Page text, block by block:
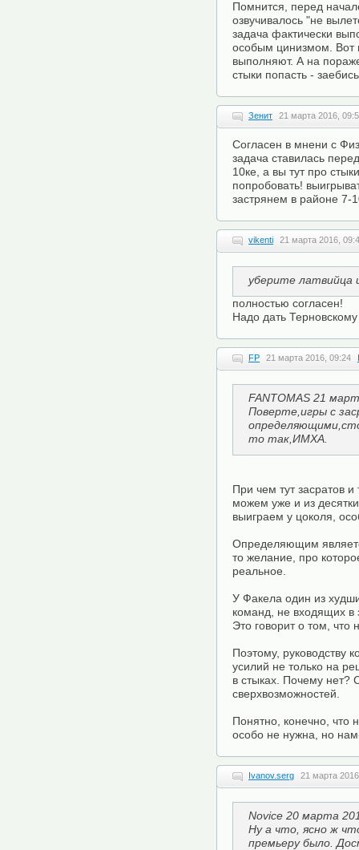
Помнится, перед
озвучивалось "не
задача фактически
особым цинизмом. Вот
выполняют. А на
стыки попасть -
Зенит 21 марта 2016,
Согласен в мнени с
задача ставилась
10ке, а вы тут про
попробовать!
застрянем в районе 7-
vikenti 21 марта 2016,
уберите латвийца
полностью согласен!
Надо дать Терновскому
FP 21 марта 2016, 09:24
FANTOMAS 21
Поверте,игры с
то так,ИМХА.
При чем тут засратов
можем уже и из
выиграем у цоколя,
Определяющим
то желание, про
реальное.
У Факела один из
команд, не входящих в
Это говорит о том, что
Поэтому, руководству
усилий не только на
в стыках. Почему нет?
сверхвозможностей.
Понятно, конечно, что
особо не нужна, но
Ivanov.serg 21 марта
Novice 20 марта
Ну а что, ясно ж
премьеру было.